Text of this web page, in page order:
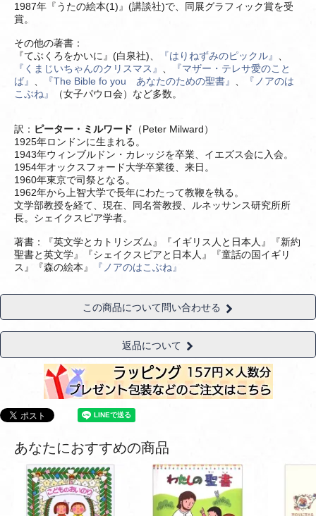
1987年『うたの絵本(1)』(講談社)で、同展グラフィック賞を受
賞。
その他の著書：
『てぶくろをかいに』(白泉社)、
『はりねずみのピックル』
『くまじいちゃんのクリスマス』
『マザー・テレサ愛のこと
ば』
『The Bible fo you あなたのための聖書』
『ノアのは
こぶね』
（女子パウロ会）など多数。
訳： ピーター・ミルワード （Peter Milward）
1925年ロンドンに生まれる。
1943年ウィンブルドン・カレッジを卒業、イエズス会に入会。
1954年オックスフォード大学卒業後、来日。
1960年東京で司祭となる。
1962年から上智大学で長年にわたって教鞭を執る。
文学部教授を経て、現在、同名誉教授、ルネッサンス研究所所
長。シェイクスピア学者。
著書：『英文学とカトリシズム』『イギリス人と日本人』『新約
聖書と英文学』『シェイクスピアと日本人』『童話の国イギリ
ス』『森の絵本』
『ノアのはこぶね』
この商品について問い合わせる
返品について
あなたにおすすめの商品